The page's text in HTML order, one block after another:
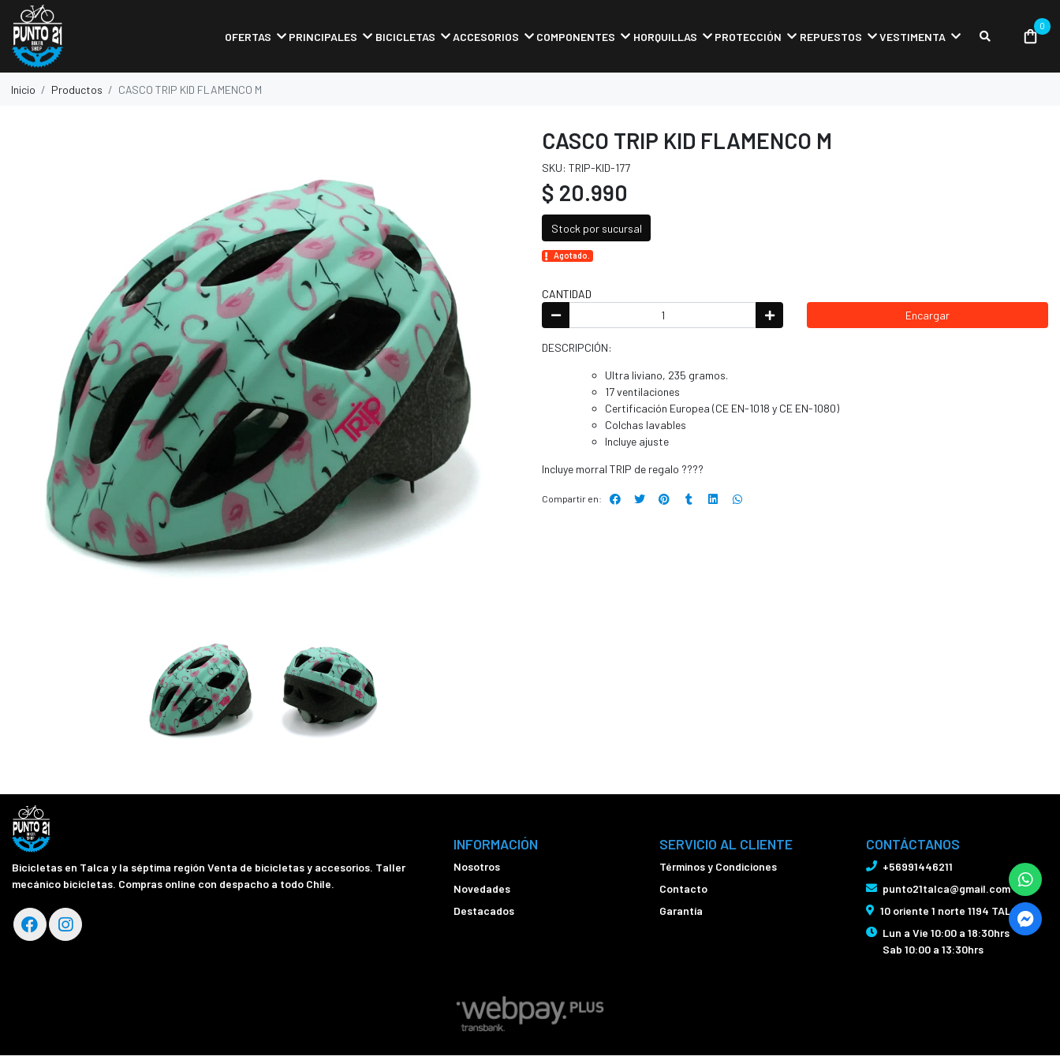
OFERTAS PRINCIPALES BICICLETAS ACCESORIOS COMPONENTES HORQUILLAS PROTECCIÓN REPUESTOS VESTIMENTA
0
Inicio Productos CASCO TRIP KID FLAMENCO M
CASCO TRIP KID FLAMENCO M
SKU: TRIP-KID-177
$ 20.990
Stock por sucursal
Agotado.
CANTIDAD
Encargar
DESCRIPCIÓN:
Ultra Iiviano, 235 gramos.
17 ventilaciones
Certificación Europea (CE EN-1018 y CE EN-1080)
Colchas lavables
Incluye ajuste
Incluye morral TRIP de regalo ????
Compartir en:
Bicicletas en Talca y la séptima región Venta de bicicletas y accesorios. Taller
mecánico bicicletas. Compras online con despacho a todo Chile.
INFORMACIÓN
Nosotros
Novedades
Destacados
SERVICIO AL CLIENTE
Términos y Condiciones
Contacto
Garantía
CONTÁCTANOS
+56991446211
punto21talca@gmail.com
10 oriente 1 norte 1194 TALCA
Lun a Vie 10:00 a 18:30hrs
Sab 10:00 a 13:30hrs